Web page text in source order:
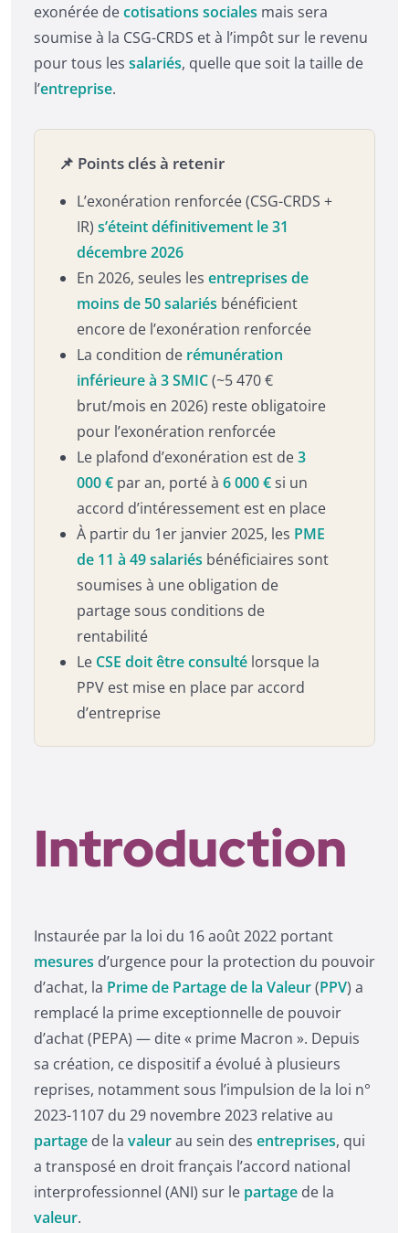
exonérée decotisations sociales mais sera
soumise à la CSG-CRDS et à l’impôt sur le revenu
pour tous les salariés, quelle que soit la taille de
l’entreprise.
📌 Points clés à retenir
L’exonération renforcée (CSG-CRDS +
IR) s’éteint définitivement le 31
décembre 2026
En 2026, seules les entreprises de
moins de 50 salariés bénéficient
encore de l’exonération renforcée
La condition de rémunération
inférieure à 3 SMIC(~5 470 €
brut/mois en 2026) reste obligatoire
pour l’exonération renforcée
Le plafond d’exonération est de3
000 € par an, porté à 6 000 €si un
accord d’intéressement est en place
À partir du 1er janvier 2025, les PME
de 11 à 49 salariés bénéficiaires sont
soumises à une obligation de
partage sous conditions de
rentabilité
Le CSE doit être consulté lorsque la
PPV est mise en place par accord
d’entreprise
Introduction
Instaurée par la loi du 16 août 2022 portant
mesures d’urgence pour la protection du pouvoir
d’achat, la Prime de Partage de la Valeur(PPV) a
remplacé la prime exceptionnelle de pouvoir
d’achat (PEPA) — dite « prime Macron ». Depuis
sa création, ce dispositif a évolué à plusieurs
reprises, notamment sous l’impulsion de la loi n°
2023-1107 du 29 novembre 2023 relative au
partage de la valeurau sein des entreprises, qui
a transposé en droit français l’accord national
interprofessionnel (ANI) sur le partage de la
valeur.